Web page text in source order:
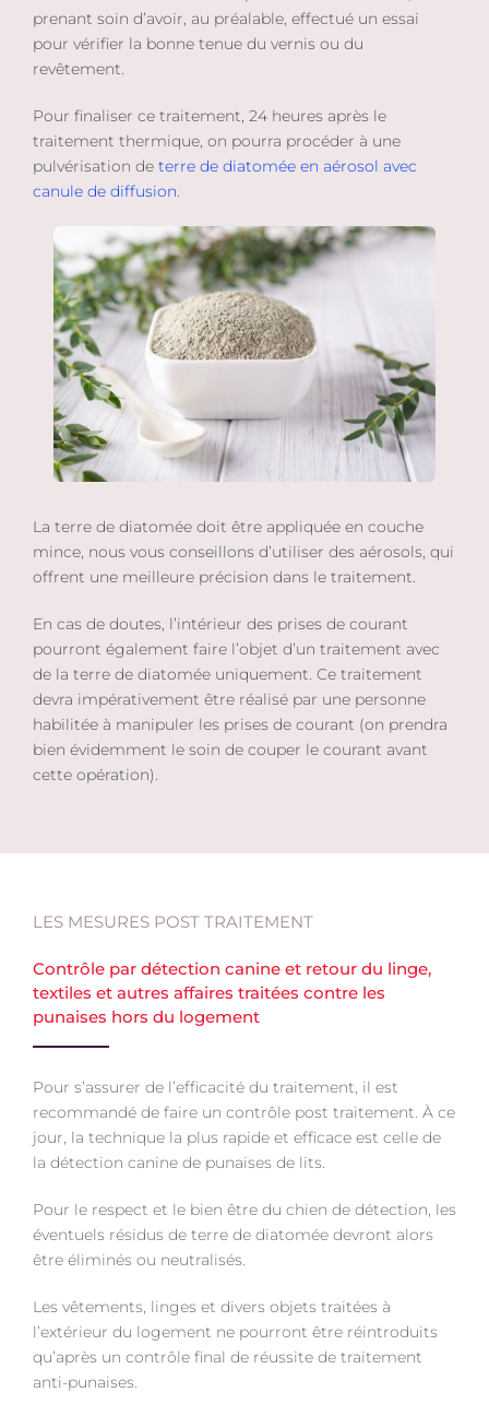
prenant soin d’avoir, au préalable, effectué un essai
pour vérifier la bonne tenue du vernis ou du
revêtement.
Pour finaliser ce traitement, 24 heures après le
traitement thermique, on pourra procéder à une
pulvérisation de terre de diatomée en aérosol avec
canule de diffusion.
La terre de diatomée doit être appliquée en couche
mince, nous vous conseillons d’utiliser des aérosols, qui
offrent une meilleure précision dans le traitement.
En cas de doutes, l’intérieur des prises de courant
pourront également faire l’objet d’un traitement avec
de la terre de diatomée uniquement. Ce traitement
devra impérativement être réalisé par une personne
habilitée à manipuler les prises de courant (on prendra
bien évidemment le soin de couper le courant avant
cette opération).
LES MESURES POST TRAITEMENT
Contrôle par détection canine et retour du linge,
textiles et autres affaires traitées contre les
punaises hors du logement
Pour s’assurer de l’efficacité du traitement, il est
recommandé de faire un contrôle post traitement. À ce
jour, la technique la plus rapide et efficace est celle de
la détection canine de punaises de lits.
Pour le respect et le bien être du chien de détection, les
éventuels résidus de terre de diatomée devront alors
être éliminés ou neutralisés.
Les vêtements, linges et divers objets traitées à
l’extérieur du logement ne pourront être réintroduits
qu’après un contrôle final de réussite de traitement
anti-punaises.